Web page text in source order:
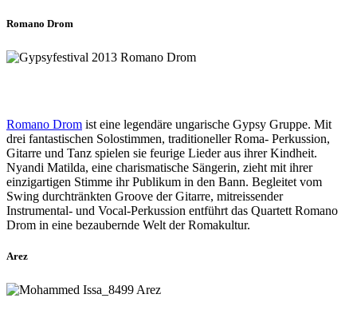
Romano Drom
Romano Drom ist eine legendäre ungarische Gypsy Gruppe. Mit
drei fantastischen Solostimmen, traditioneller Roma- Perkussion,
Gitarre und Tanz spielen sie feurige Lieder aus ihrer Kindheit.
Nyandi Matilda, eine charismatische Sängerin, zieht mit ihrer
einzigartigen Stimme ihr Publikum in den Bann. Begleitet vom
Swing durchtränkten Groove der Gitarre, mitreissender
Instrumental- und Vocal-Perkussion entführt das Quartett Romano
Drom in eine bezaubernde Welt der Romakultur.
Arez